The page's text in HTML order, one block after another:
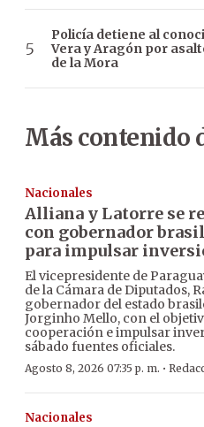
Policía detiene al
Vera y Aragón por
de la Mora
Más contenido
Nacionales
Alliana y Latorre se
con gobernador
para impulsar
El vicepresidente de
de la Cámara de Diputados,
gobernador del estado
Jorginho Mello, con el
cooperación e impulsar
sábado fuentes oficiales.
Agosto 8, 2026 07:35 p. m. ·
Nacionales